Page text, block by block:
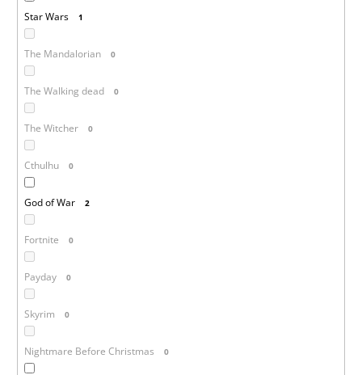
Star Wars 1
The Mandalorian 0
The Walking dead 0
The Witcher 0
Cthulhu 0
God of War 2
Fortnite 0
Payday 0
Skyrim 0
Nightmare Before Christmas 0